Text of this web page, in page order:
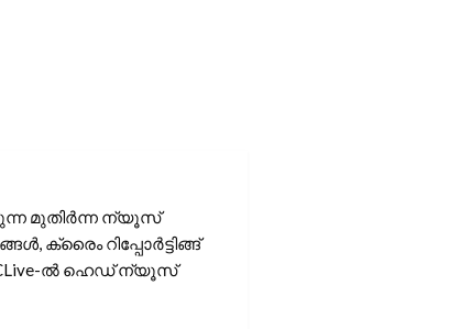
മുതിർന്ന ന്യൂസ്
ക്രൈം റിപ്പോർട്ടിങ്ങ്
ൽ ഹെഡ് ന്യൂസ്